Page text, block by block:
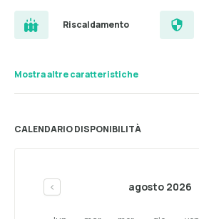
Riscaldamento
Mostra altre caratteristiche
CALENDARIO DISPONIBILITÀ
< agosto 2026